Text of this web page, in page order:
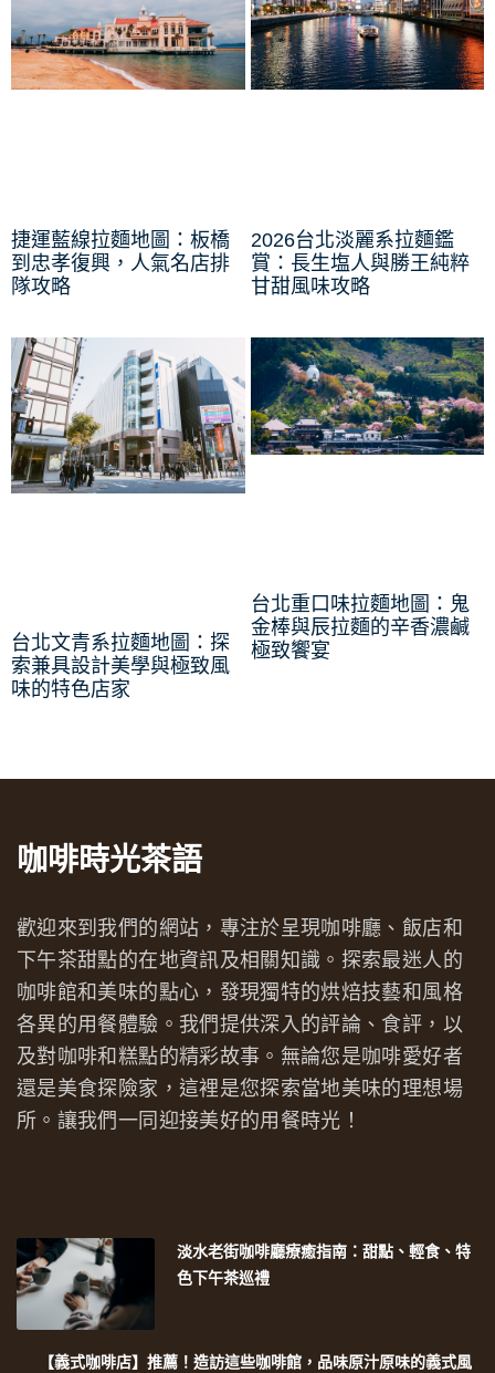
捷運藍線拉麵地圖：板橋
到忠孝復興，人氣名店排
隊攻略
2026台北淡麗系拉麵鑑
賞：長生塩人與勝王純粹
甘甜風味攻略
台北文青系拉麵地圖：探
索兼具設計美學與極致風
味的特色店家
台北重口味拉麵地圖：鬼
金棒與辰拉麵的辛香濃鹹
極致饗宴
咖啡時光茶語
歡迎來到我們的網站，專注於呈現咖啡廳、飯店和
下午茶甜點的在地資訊及相關知識。探索最迷人的
咖啡館和美味的點心，發現獨特的烘焙技藝和風格
各異的用餐體驗。我們提供深入的評論、食評，以
及對咖啡和糕點的精彩故事。無論您是咖啡愛好者
還是美食探險家，這裡是您探索當地美味的理想場
所。讓我們一同迎接美好的用餐時光！
淡水老街咖啡廳療癒指南：甜點、輕食、特
色下午茶巡禮
【義式咖啡店】推薦！造訪這些咖啡館，品味原汁原味的義式風